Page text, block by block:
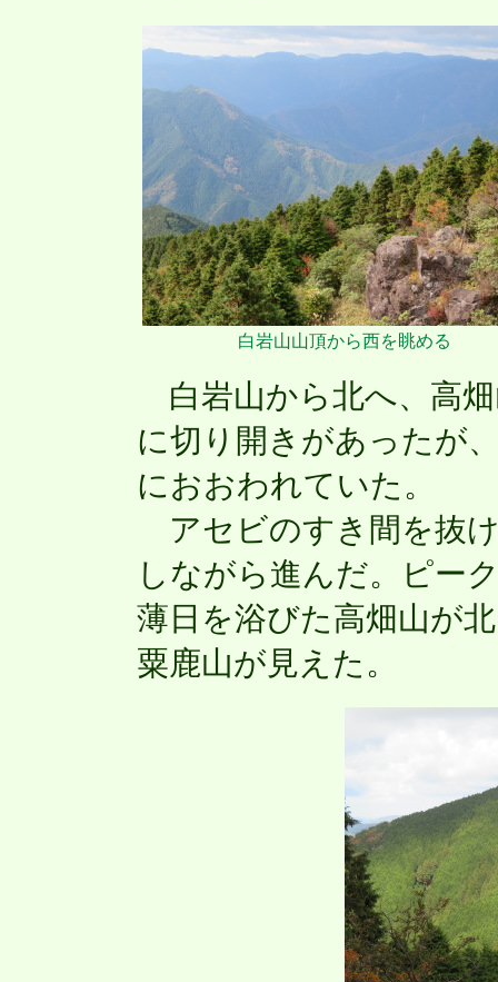
白岩山山頂から西を眺める
白岩山から北へ、高
に切り開きがあったが
におおわれていた。
アセビのすき間を抜
しながら進んだ。ピー
薄日を浴びた高畑山が
粟鹿山が見えた。